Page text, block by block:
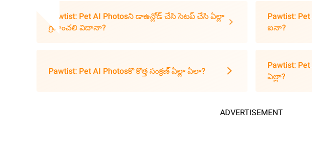
Pawtist: Pet AI Photosని డాఉన్లోడ్ చేసి సెటప్ చేసి ఏల్లా
గ్రహించలి విదానా?
Pawtist:
ఐనా?
Pawtist: Pet AI Photosకొ కొత్త సంక్రణ్ ఏల్లా ఏలా?
Pawtist:
ఏల్లా?
ADVERTISEMENT